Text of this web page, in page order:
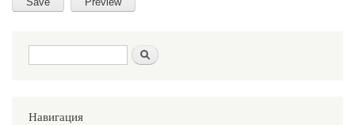
Search form
Навигация